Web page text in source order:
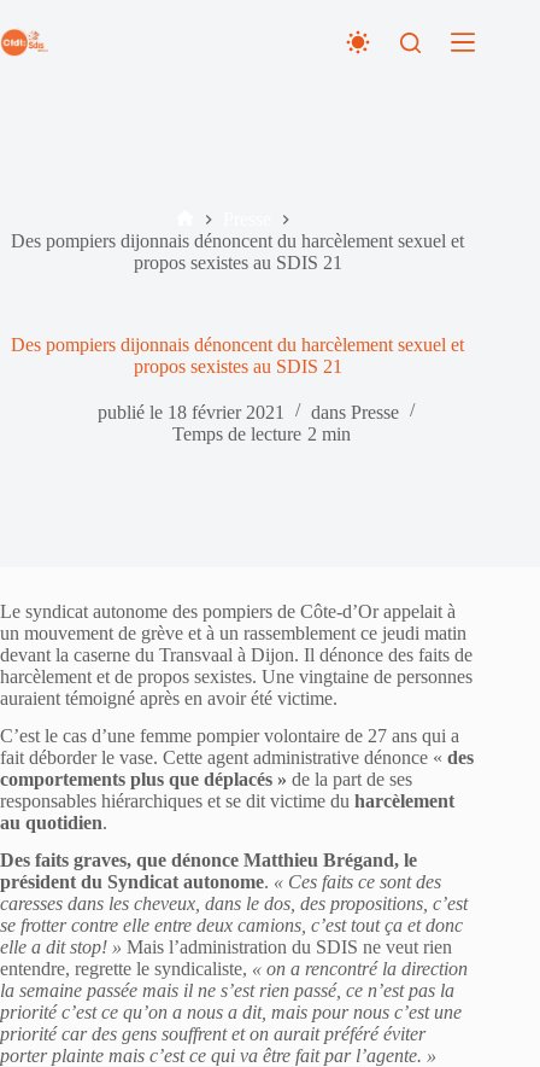
au
contenu
Accueil
Des pompiers dijonnais dénoncent du harcèlement sexuel et
propos sexistes au SDIS 21
Des pompiers dijonnais dénoncent du harcèlement sexuel et
propos sexistes au SDIS 21
publié le 18 février 2021 dans Presse
Temps de lecture 2 min
Le syndicat autonome des pompiers de Côte-d’Or appelait à
un mouvement de grève et à un rassemblement ce jeudi matin
devant la caserne du Transvaal à Dijon. Il dénonce des faits de
harcèlement et de propos sexistes. Une vingtaine de personnes
auraient témoigné après en avoir été victime.
C’est le cas d’une femme pompier volontaire de 27 ans qui a
fait déborder le vase. Cette agent administrative dénonce « des
comportements plus que déplacés » de la part de ses
responsables hiérarchiques et se dit victime du harcèlement
au quotidien.
Des faits graves, que dénonce Matthieu Brégand, le
président du Syndicat autonome. « Ces faits ce sont des
caresses dans les cheveux, dans le dos, des propositions, c’est
se frotter contre elle entre deux camions, c’est tout ça et donc
elle a dit stop! » Mais l’administration du SDIS ne veut rien
entendre, regrette le syndicaliste, « on a rencontré la direction
la semaine passée mais il ne s’est rien passé, ce n’est pas la
priorité c’est ce qu’on a nous a dit, mais pour nous c’est une
priorité car des gens souffrent et on aurait préféré éviter
porter plainte mais c’est ce qui va être fait par l’agente. »